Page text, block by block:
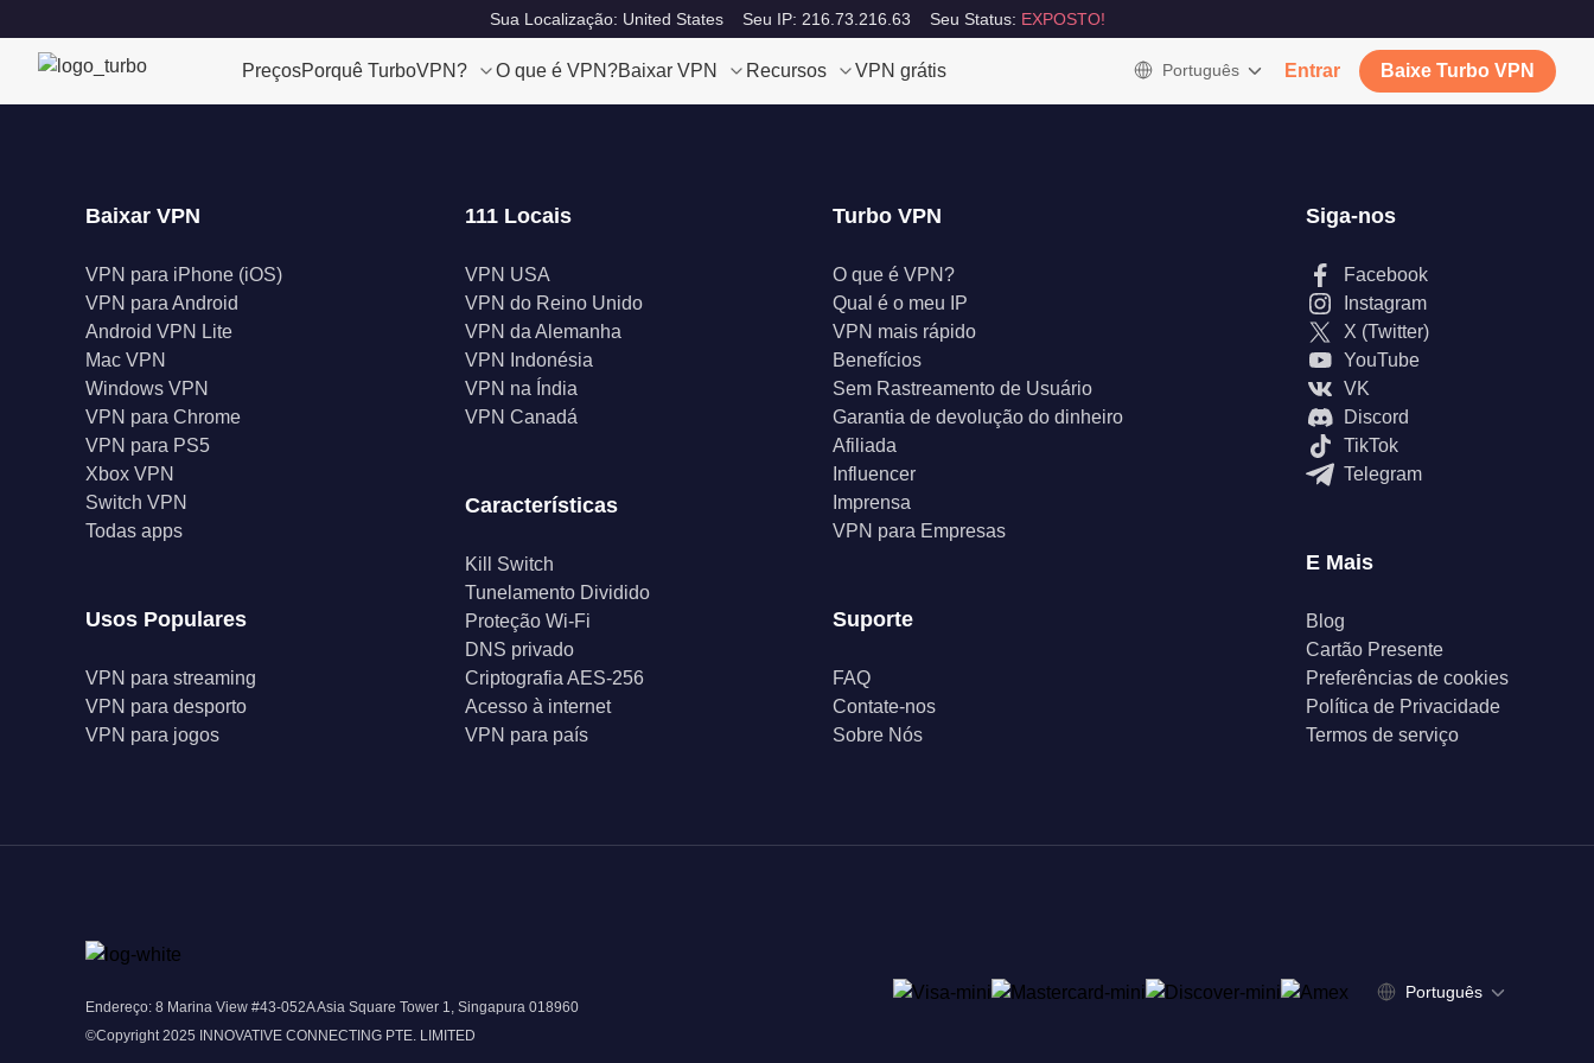
Sua Localização: United States Seu IP: 216.73.216.63 Seu Status: EXPOSTO!
PreçosPorquê TurboVPN? O que é VPN?Baixar VPN Recursos VPN grátis Português Entrar Baixe Turbo VPN
Baixar VPN
VPN para iPhone (iOS)
VPN para Android
Android VPN Lite
Mac VPN
Windows VPN
VPN para Chrome
VPN para PS5
Xbox VPN
Switch VPN
Todas apps
Usos Populares
VPN para streaming
VPN para desporto
VPN para jogos
111 Locais
VPN USA
VPN do Reino Unido
VPN da Alemanha
VPN Indonésia
VPN na Índia
VPN Canadá
Características
Kill Switch
Tunelamento Dividido
Proteção Wi-Fi
DNS privado
Criptografia AES-256
Acesso à internet
VPN para país
Turbo VPN
O que é VPN?
Qual é o meu IP
VPN mais rápido
Benefícios
Sem Rastreamento de Usuário
Garantia de devolução do dinheiro
Afiliada
Influencer
Imprensa
VPN para Empresas
Suporte
FAQ
Contate-nos
Sobre Nós
Siga-nos
Facebook
Instagram
X (Twitter)
YouTube
VK
Discord
TikTok
Telegram
E Mais
Blog
Cartão Presente
Preferências de cookies
Política de Privacidade
Termos de serviço
Endereço: 8 Marina View #43-052A Asia Square Tower 1, Singapura 018960
©Copyright 2025 INNOVATIVE CONNECTING PTE. LIMITED
Português